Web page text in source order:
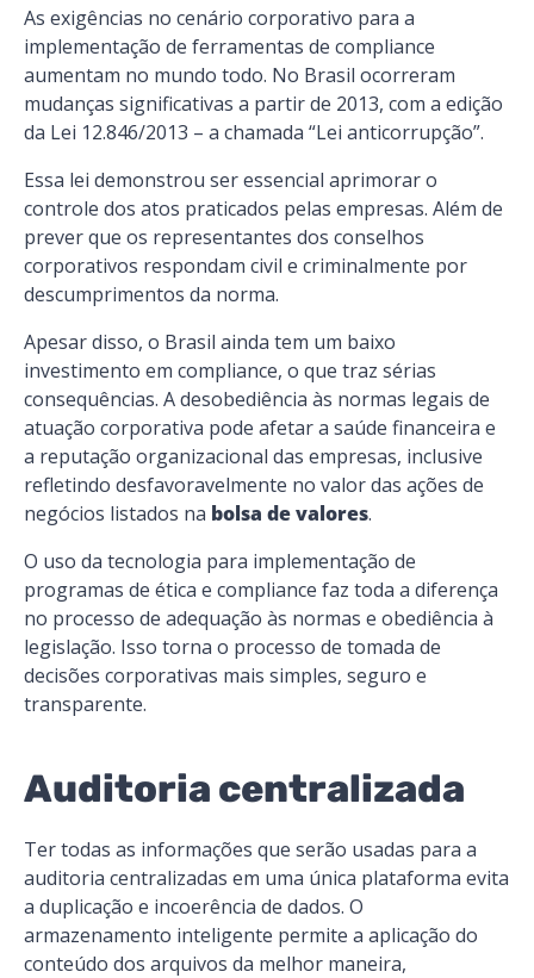
As exigências no cenário corporativo para a
implementação de ferramentas de compliance
aumentam no mundo todo. No Brasil ocorreram
mudanças significativas a partir de 2013, com a edição
da Lei 12.846/2013 – a chamada “Lei anticorrupção”.
Essa lei demonstrou ser essencial aprimorar o
controle dos atos praticados pelas empresas. Além de
prever que os representantes dos conselhos
corporativos respondam civil e criminalmente por
descumprimentos da norma.
Apesar disso, o Brasil ainda tem um baixo
investimento em compliance, o que traz sérias
consequências. A desobediência às normas legais de
atuação corporativa pode afetar a saúde financeira e
a reputação organizacional das empresas, inclusive
refletindo desfavoravelmente no valor das ações de
negócios listados na bolsa de valores.
O uso da tecnologia para implementação de
programas de ética e compliance faz toda a diferença
no processo de adequação às normas e obediência à
legislação. Isso torna o processo de tomada de
decisões corporativas mais simples, seguro e
transparente.
Auditoria centralizada
Ter todas as informações que serão usadas para a
auditoria centralizadas em uma única plataforma evita
a duplicação e incoerência de dados. O
armazenamento inteligente permite a aplicação do
conteúdo dos arquivos da melhor maneira,